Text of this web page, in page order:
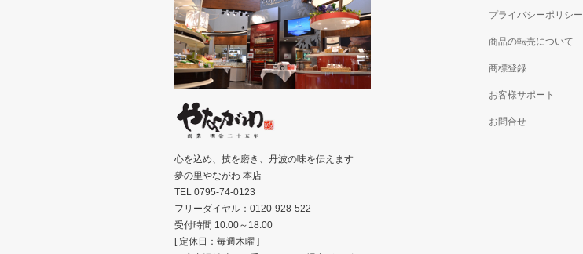
プライバシーポリシー
商品の転売について
商標登録
お客様サポート
お問合せ
心を込め、技を磨き、丹波の味を伝えます
夢の里やながわ 本店
TEL 0795-74-0123
フリーダイヤル：0120-928-522
受付時間 10:00～18:00
[ 定休日：毎週木曜 ]